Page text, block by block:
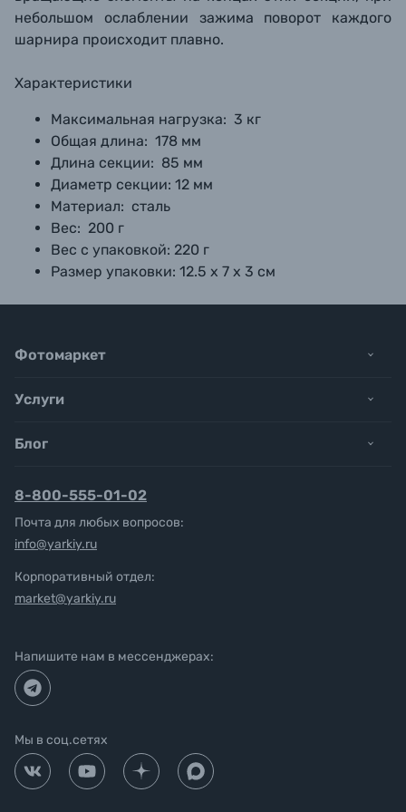
небольшом ослаблении зажима поворот каждого
шарнира происходит плавно.
Характеристики
Максимальная нагрузка: 3 кг
Общая длина: 178 мм
Длина секции: 85 мм
Диаметр секции: 12 мм
Материал: сталь
Вес: 200 г
Вес с упаковкой: 220 г
Размер упаковки: 12.5 х 7 х 3 см
Фотомаркет
Услуги
Блог
8-800-555-01-02
Почта для любых вопросов:
info@yarkiy.ru
Корпоративный отдел:
market@yarkiy.ru
Напишите нам в мессенджерах:
Мы в соц.сетях